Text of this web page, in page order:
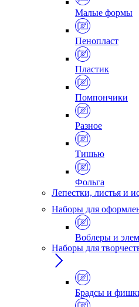
Малые формы
Пенопласт
Пластик
Помпончики
Разное
Тишью
Фольга
Лепестки, листья и
Наборы для
Воблеры и
Наборы для
Брадсы и